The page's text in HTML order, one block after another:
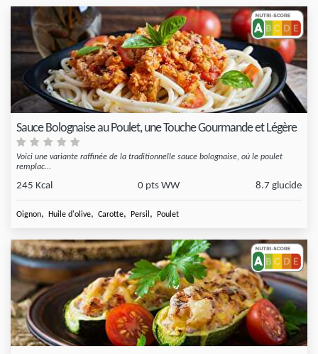
Sauce Bolognaise au Poulet, une Touche Gourmande et Légère
Voici une variante raffinée de la traditionnelle sauce bolognaise, où le poulet
remplac...
245 Kcal 0 pts WW 8.7 glucide
Oignon, Huile d'olive, Carotte, Persil , Poulet